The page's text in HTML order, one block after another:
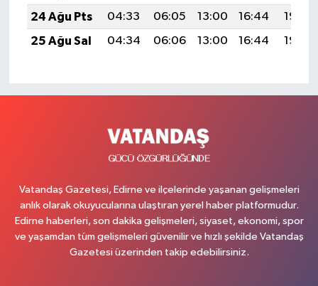
24 Ağu Pts
04:33 06:05 13:00 16:44
19:45
25 Ağu Sal
04:34 06:06 13:00 16:44 19:44
Vatandaş Gazetesi, Edirne ve ilçelerinde yaşanan gelişmeleri
anlık olarak okuyucularına ulaştıran yerel haber platformudur.
Edirne haberleri, son dakika gelişmeleri, siyaset, ekonomi, spor
ve yaşamdan tüm gelişmeleri güvenilir ve hızlı şekilde Vatandaş
Gazetesi üzerinden takip edebilirsiniz.